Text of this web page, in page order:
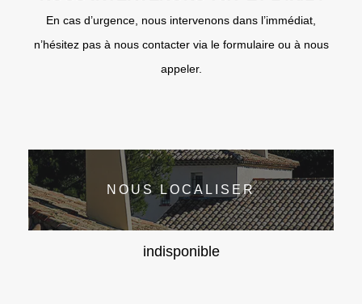
En cas d’urgence, nous intervenons dans l’immédiat,
n’hésitez pas à nous contacter via le formulaire ou à nous
appeler.
NOUS LOCALISER
indisponible